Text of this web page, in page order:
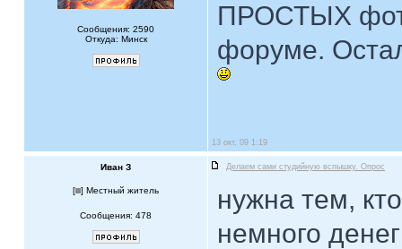
Сообщения: 2590
Откуда: Минск
ПРОСТЫХ
форуме.
13 окт, 09 1:19
Иван З Делаем сами студийную вспышку. Опрос
[ ] Местный житель
Сообщения: 478
нужна тем,
немного